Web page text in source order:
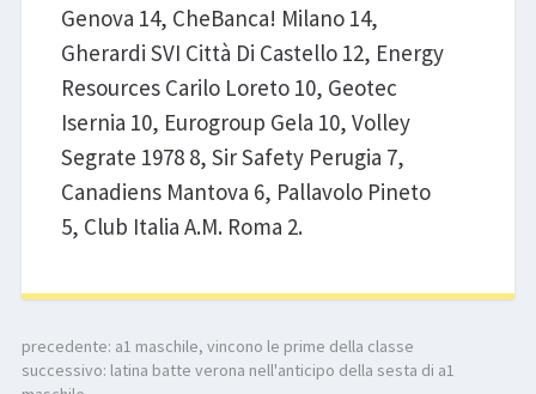
Genova 14, CheBanca! Milano 14,
Gherardi SVI Città Di Castello 12, Energy
Resources Carilo Loreto 10, Geotec
Isernia 10, Eurogroup Gela 10, Volley
Segrate 1978 8, Sir Safety Perugia 7,
Canadiens Mantova 6, Pallavolo Pineto
5, Club Italia A.M. Roma 2.
precedente: a1 maschile, vincono le prime della classe
successivo: latina batte verona nell'anticipo della sesta di a1